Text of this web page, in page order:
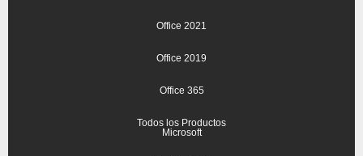
Office 2021
Office 2019
Office 365
Todos los Productos
Microsoft